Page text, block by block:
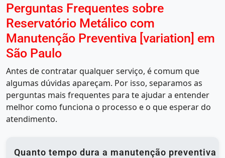
Perguntas Frequentes sobre
Reservatório Metálico com
Manutenção Preventiva [variation] em
São Paulo
Antes de contratar qualquer serviço, é comum que
algumas dúvidas apareçam. Por isso, separamos as
perguntas mais frequentes para te ajudar a entender
melhor como funciona o processo e o que esperar do
atendimento.
Quanto tempo dura a manutenção preventiva